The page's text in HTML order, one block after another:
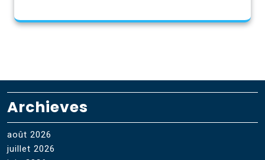
Archieves
août 2026
juillet 2026